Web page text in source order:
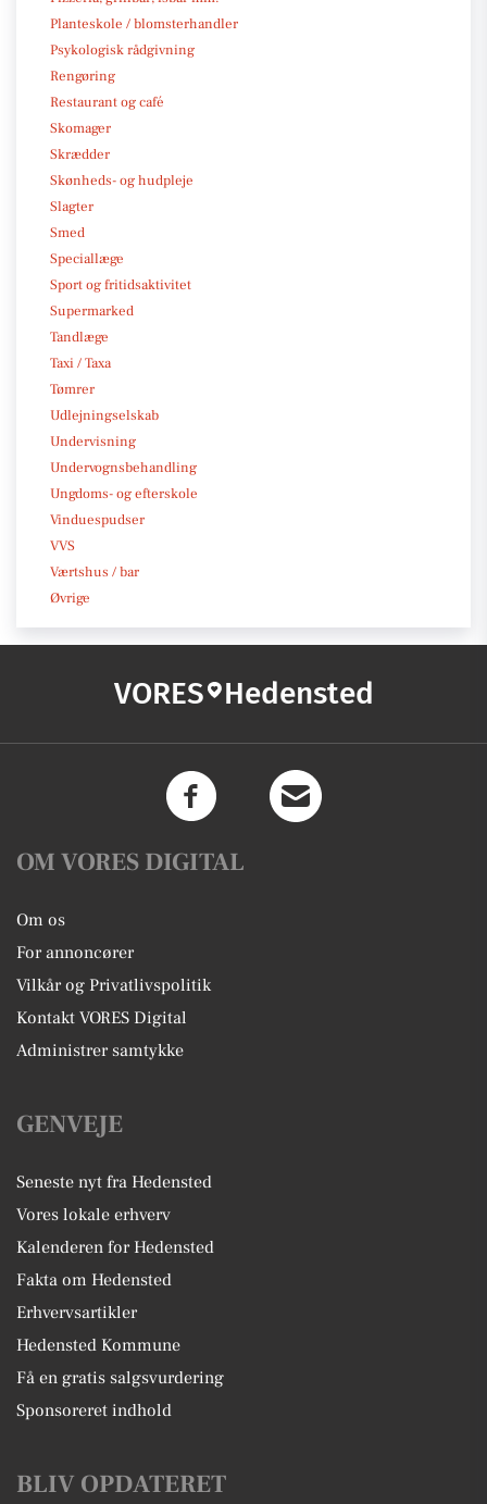
Planteskole / blomsterhandler
Psykologisk rådgivning
Rengøring
Restaurant og café
Skomager
Skrædder
Skønheds- og hudpleje
Slagter
Smed
Speciallæge
Sport og fritidsaktivitet
Supermarked
Tandlæge
Taxi / Taxa
Tømrer
Udlejningselskab
Undervisning
Undervognsbehandling
Ungdoms- og efterskole
Vinduespudser
VVS
Værtshus / bar
Øvrige
VORES Hedensted
OM VORES DIGITAL
Om os
For annoncører
Vilkår og Privatlivspolitik
Kontakt VORES Digital
Administrer samtykke
GENVEJE
Seneste nyt fra Hedensted
Vores lokale erhverv
Kalenderen for Hedensted
Fakta om Hedensted
Erhvervsartikler
Hedensted Kommune
Få en gratis salgsvurdering
Sponsoreret indhold
BLIV OPDATERET